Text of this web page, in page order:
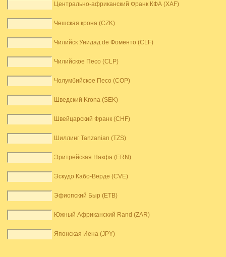
Центрально-африканский Франк КФА (XAF)
Чешская крона (CZK)
Чилийск Унидад de Фоменто (CLF)
Чилийское Песо (CLP)
Чолумбийское Песо (COP)
Шведский Krona (SEK)
Швейцарский Франк (CHF)
Шиллинг Tanzanian (TZS)
Эритрейская Накфа (ERN)
Эскудо Кабо-Верде (CVE)
Эфиопский Быр (ETB)
Южный Африканский Rand (ZAR)
Японская Иена (JPY)